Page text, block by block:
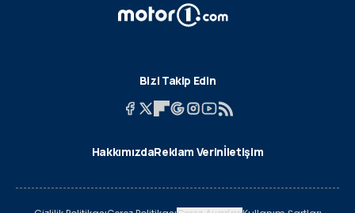
Bizi Takip Edin
HakkımızdaReklam Verinİletişim